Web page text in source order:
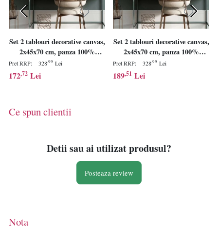
Set 2 tablouri decorative canvas,
2x45x70 cm, panza 100%
2.8mm, cadru lemn pin 100%,
dimensiune totala 95x70 cm,
alb/auriu/negru - Verificat A ·
Pret RRP: 328,99 Lei
172,72 Lei
Set 2 tablouri decorative canvas,
2x45x70 cm, panza 100%
2.8mm, cadru lemn pin 100%,
dimensiune totala 95x70 cm,
alb/auriu/negru - Verificat A ·
Pret RRP: 328,99 Lei
189,51 Lei
Ce spun clientii
Detii sau ai utilizat produsul?
Posteaza review
Nota